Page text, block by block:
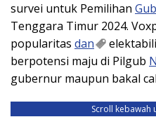
survei untuk Pemilihan
Tenggara Timur 2024.
popularitas dan
berpotensi maju di Pilgub
gubernur maupun bakal
Scroll kebawah